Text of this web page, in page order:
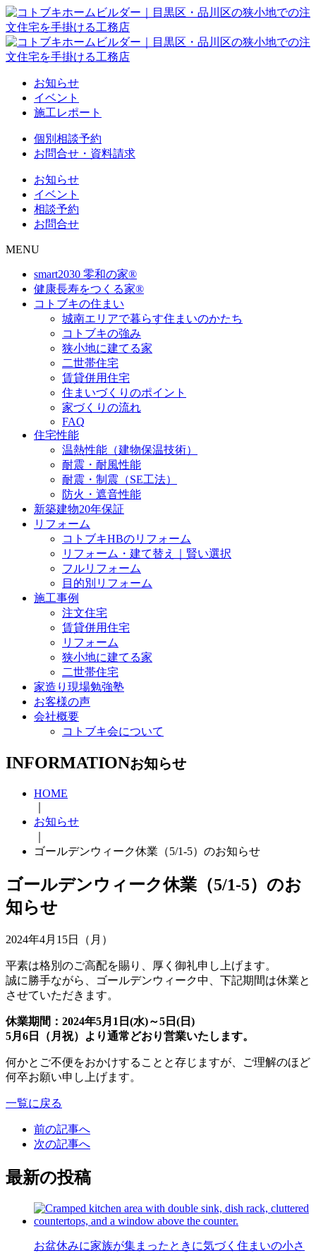
お知らせ
イベント
施工レポート
個別相談予約
お問合せ・資料請求
お知らせ
イベント
相談予約
お問合せ
MENU
smart2030 零和の家®
健康長寿をつくる家®
コトブキの住まい
城南エリアで暮らす住まいのかたち
コトブキの強み
狭小地に建てる家
二世帯住宅
賃貸併用住宅
住まいづくりのポイント
家づくりの流れ
FAQ
住宅性能
温熱性能（建物保温技術）
耐震・耐風性能
耐震・制震（SE工法）
防火・遮音性能
新築建物20年保証
リフォーム
コトブキHBのリフォーム
リフォーム・建て替え｜賢い選択
フルリフォーム
目的別リフォーム
施工事例
注文住宅
賃貸併用住宅
リフォーム
狭小地に建てる家
二世帯住宅
家造り現場勉強塾
お客様の声
会社概要
コトブキ会について
INFORMATIONお知らせ
HOME
お知らせ
ゴールデンウィーク休業（5/1-5）のお知らせ
ゴールデンウィーク休業（5/1-5）のお
知らせ
2024年4月15日（月）
平素は格別のご高配を賜り、厚く御礼申し上げます。
誠に勝手ながら、ゴールデンウィーク中、下記期間は休業と
させていただきます。
休業期間：2024年5月1日(水)～5日(日)
5月6日（月祝）より通常どおり営業いたします。
何かとご不便をおかけすることと存じますが、ご理解のほど
何卒お願い申し上げます。
一覧に戻る
前の記事へ
次の記事へ
最新の投稿
お盆休みに家族が集まったときに気づく住まいの小さ